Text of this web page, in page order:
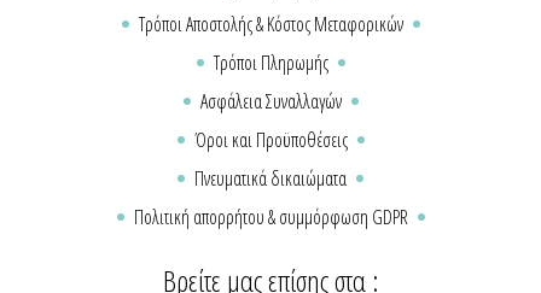
Τρόποι Αποστολής & Κόστος Μεταφορικών
Τρόποι Πληρωμής
Ασφάλεια Συναλλαγών
Όροι και Προϋποθέσεις
Πνευματικά δικαιώματα
Πολιτική απορρήτου & συμμόρφωση GDPR
Βρείτε μας επίσης στα :